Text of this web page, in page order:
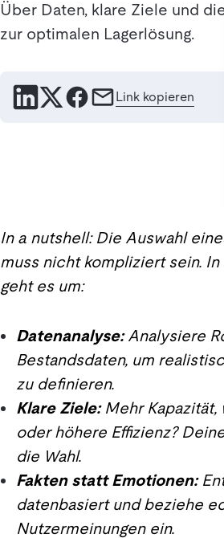
Über Daten, klare Ziele und
zur optimalen Lagerlösung.
Link kopieren
In a nutshell: Die Auswahl
muss nicht kompliziert sein.
geht es um:
Datenanalyse:Analysiere
Bestandsdaten, um
zu definieren.
Klare Ziele:Mehr Kapazität,
oder höhere Effizienz?
die Wahl.
Fakten statt Emotionen:
datenbasiert und beziehe
Nutzermeinungen ein.